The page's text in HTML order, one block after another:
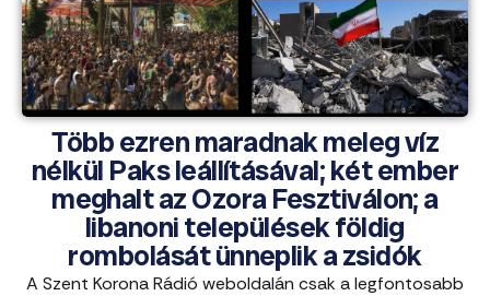
Több ezren maradnak meleg víz
nélkül Paks leállításával; két ember
meghalt az Ozora Fesztiválon; a
libanoni települések földig
rombolását ünneplik a zsidók
A Szent Korona Rádió weboldalán csak a legfontosabb